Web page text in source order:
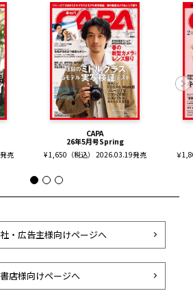
売
CAPA
26年5月号Spring
¥ 1,650（税込） 2026.03.19発売
￥
・広告主様向けページへ
書店様向けページへ